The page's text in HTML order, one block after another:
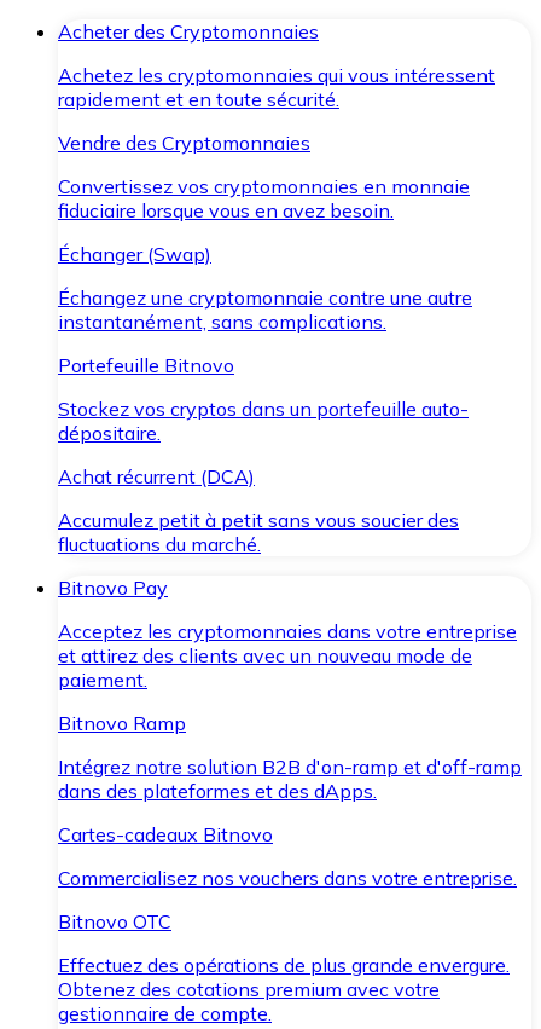
Acheter des Cryptomonnaies
Achetez les cryptomonnaies qui vous intéressent
rapidement et en toute sécurité.
Vendre des Cryptomonnaies
Convertissez vos cryptomonnaies en monnaie
fiduciaire lorsque vous en avez besoin.
Échanger (Swap)
Échangez une cryptomonnaie contre une autre
instantanément, sans complications.
Portefeuille Bitnovo
Stockez vos cryptos dans un portefeuille auto-
dépositaire.
Achat récurrent (DCA)
Accumulez petit à petit sans vous soucier des
fluctuations du marché.
Bitnovo Pay
Acceptez les cryptomonnaies dans votre entreprise
et attirez des clients avec un nouveau mode de
paiement.
Bitnovo Ramp
Intégrez notre solution B2B d'on-ramp et d'off-ramp
dans des plateformes et des dApps.
Cartes-cadeaux Bitnovo
Commercialisez nos vouchers dans votre entreprise.
Bitnovo OTC
Effectuez des opérations de plus grande envergure.
Obtenez des cotations premium avec votre
gestionnaire de compte.